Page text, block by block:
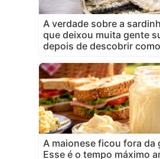
A verdade sobre a
que deixou muita gente
depois de descobrir
A maionese ficou fora da
Esse é o tempo máximo